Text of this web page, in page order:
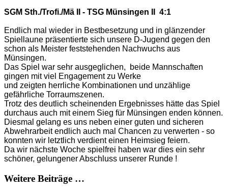
SGM Sth./Trofi./Mä II - TSG Münsingen II 4:1
Endlich mal wieder in Bestbesetzung und in glänzender
Spiellaune präsentierte sich unsere D-Jugend gegen den
schon als Meister feststehenden Nachwuchs aus
Münsingen.
Das Spiel war sehr ausgeglichen, beide Mannschaften
gingen mit viel Engagement zu Werke
und zeigten herrliche Kombinationen und unzählige
gefährliche Torraumszenen.
Trotz des deutlich scheinenden Ergebnisses hätte das Spiel
durchaus auch mit einem Sieg für Münsingen enden können.
Diesmal gelang es uns neben einer guten und sicheren
Abwehrarbeit endlich auch mal Chancen zu verwerten - so
konnten wir letztlich verdient einen Heimsieg feiern.
Da wir nächste Woche spielfrei haben war dies ein sehr
schöner, gelungener Abschluss unserer Runde !
Weitere Beiträge …